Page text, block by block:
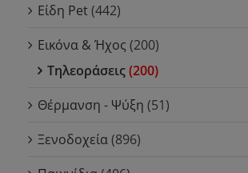
Είδη Pet(442)
Εικόνα & Ήχος (200)
Τηλεοράσεις(200)
Θέρμανση - Ψύξη (51)
Ξενοδοχεία(896)